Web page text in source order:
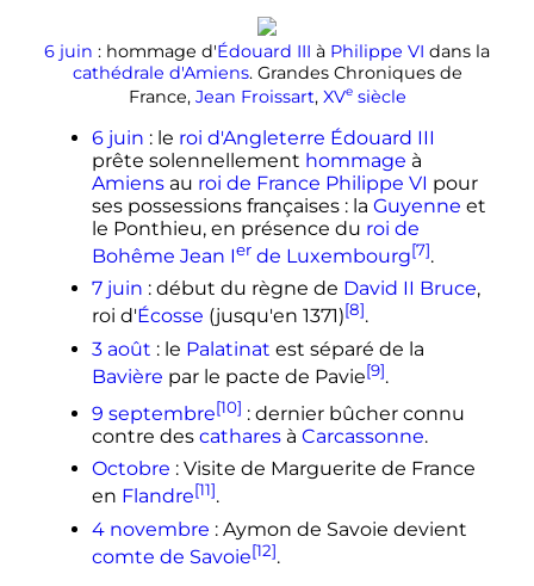
6 juin : hommage d'Édouard III à Philippe VI dans la
cathédrale d'Amiens. Grandes Chroniques de
France, Jean Froissart, XVesiècle
6 juin : le roi d'Angleterre Édouard III
prête solennellement hommage à
Amiensau roi de France Philippe VI pour
ses possessions françaises : la Guyenne et
le Ponthieu, en présence du roi de
Bohême Jean Ier de Luxembourg[7].
7 juin : début du règne de David II Bruce,
roi d'Écosse (jusqu'en 1371)[8].
3 août : le Palatinat est séparé de la
Bavière par le pacte de Pavie[9].
9 septembre[10] : dernier bûcher connu
contre des catharesà Carcassonne.
Octobre : Visite de Marguerite de France
en Flandre[11].
4 novembre : Aymon de Savoie devient
comte de Savoie[12].